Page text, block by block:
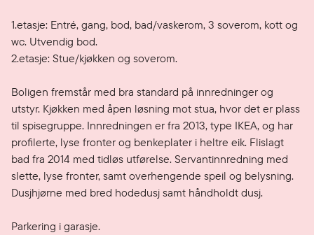
1.etasje: Entré, gang, bod, bad/vaskerom, 3 soverom, kott og
wc. Utvendig bod.
2.etasje: Stue/kjøkken og soverom.
Boligen fremstår med bra standard på innredninger og
utstyr. Kjøkken med åpen løsning mot stua, hvor det er plass
til spisegruppe. Innredningen er fra 2013, type IKEA, og har
profilerte, lyse fronter og benkeplater i heltre eik. Flislagt
bad fra 2014 med tidløs utførelse. Servantinnredning med
slette, lyse fronter, samt overhengende speil og belysning.
Dusjhjørne med bred hodedusj samt håndholdt dusj.
Parkering i garasje.